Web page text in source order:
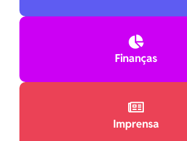

Finanças

Imprensa